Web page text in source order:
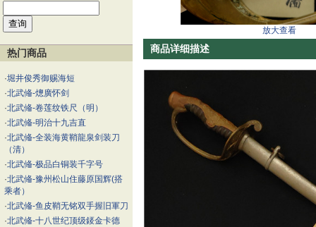
热门商品
·堀井俊秀御赐海短
·北武偹-熜廣怀剑
·北武偹-卷莲纹铁尺（明）
·北武偹-明治十九吉直
·北武偹-全装海黄鞘龍泉剑装刀
（清）
·北武偹-极品白铜装千字号
·北武偹-豫州松山住藤原国辉(搭
乘者）
·北武偹-鱼皮鞘无铭双手握旧軍刀
·北武偹-十八世纪顶级錽金卡德
放大查看
商品详细描述